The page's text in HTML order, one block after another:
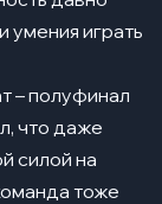
умения играть
– полуфинал
что даже
силой на
тоже